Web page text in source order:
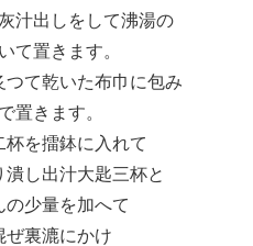
汁出しをして沸湯の
て置きます。
つて乾いた布巾に包み
置きます。
杯を擂鉢に入れて
し出汁大匙三杯と
少量を加へて
ぜ裏漉にかけ